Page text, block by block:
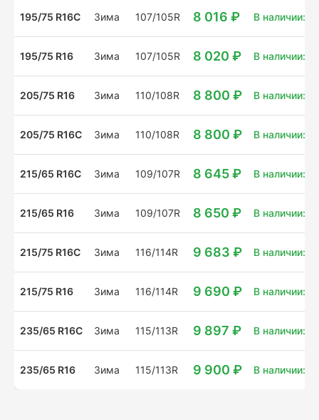
195/75 R16C Зима 107/105R 8 016 ₽ В наличии:
195/75 R16 Зима 107/105R 8 020 ₽ В наличии:
205/75 R16 Зима 110/108R 8 800 ₽ В наличии: 6
205/75 R16C Зима 110/108R 8 800 ₽ В наличии:
215/65 R16C Зима 109/107R 8 645 ₽ В наличии:
215/65 R16 Зима 109/107R 8 650 ₽ В наличии:
215/75 R16C Зима 116/114R 9 683 ₽ В наличии:
215/75 R16 Зима 116/114R 9 690 ₽ В наличии:
235/65 R16C Зима 115/113R 9 897 ₽ В наличии: 8
235/65 R16 Зима 115/113R 9 900 ₽ В наличии: